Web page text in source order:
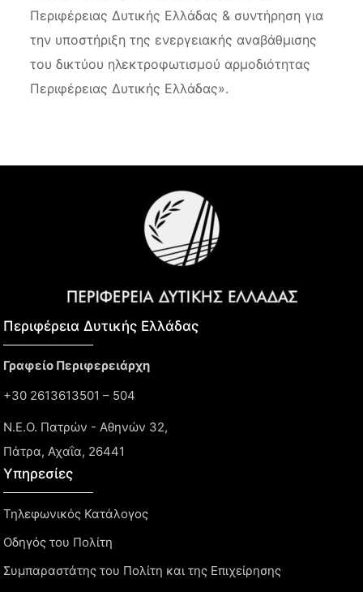
Περιφέρειας Δυτικής Ελλάδας & συντήρηση για
την υποστήριξη της ενεργειακής αναβάθμισης
του δικτύου ηλεκτροφωτισμού αρμοδιότητας
Περιφέρειας Δυτικής Ελλάδας».
Περιφέρεια Δυτικής Ελλάδας​
Γραφείο Περιφερειάρχη
+30 2613613501 – 504
Ν.Ε.Ο. Πατρών - Αθηνών 32,
Πάτρα, Αχαΐα, 26441
Υπηρεσίες
Τηλεφωνικός Κατάλογος
Οδηγός του Πολίτη
Συμπαραστάτης του Πολίτη και της Επιχείρησης